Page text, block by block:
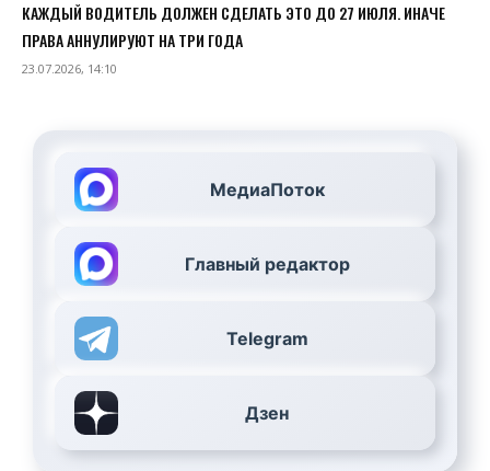
КАЖДЫЙ ВОДИТЕЛЬ ДОЛЖЕН СДЕЛАТЬ ЭТО ДО 27 ИЮЛЯ. ИНАЧЕ
ПРАВА АННУЛИРУЮТ НА ТРИ ГОДА
23.07.2026, 14:10
МедиаПоток
Главный редактор
Telegram
Дзен